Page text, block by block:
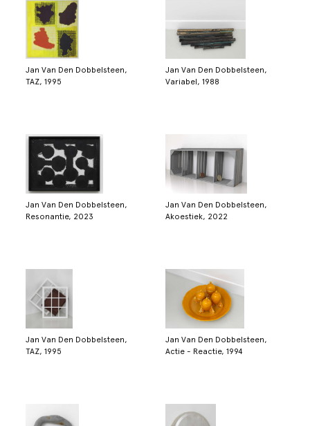
Jan Van Den Dobbelsteen,
TAZ, 1995
Jan Van Den Dobbelsteen,
Variabel, 1988
Jan Van Den Dobbelsteen,
Resonantie, 2023
Jan Van Den Dobbelsteen,
Akoestiek, 2022
Jan Van Den Dobbelsteen,
TAZ, 1995
Jan Van Den Dobbelsteen,
Actie - Reactie, 1994